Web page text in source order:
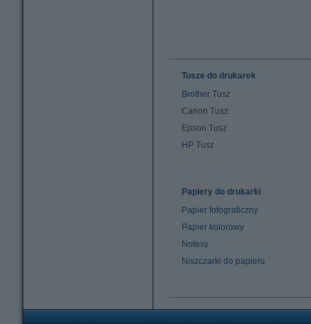
Tusze do drukarek
Brother Tusz
Canon Tusz
Epson Tusz
HP Tusz
Papiery do drukarki
Papier fotograficzny
Papier kolorowy
Notesy
Niszczarki do papieru